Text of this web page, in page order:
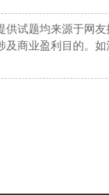
供试题均来源于网
及商业盈利目的。